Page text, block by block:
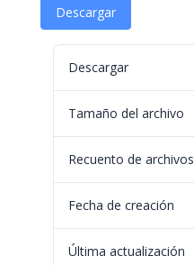
Descargar
Descargar
Tamaño del archivo
Recuento de archivos
Fecha de creación
Última actualización